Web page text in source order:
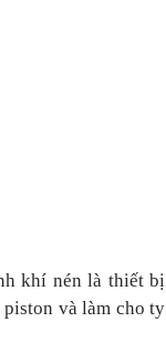
khí nén là thiết bị
piston và làm cho ty